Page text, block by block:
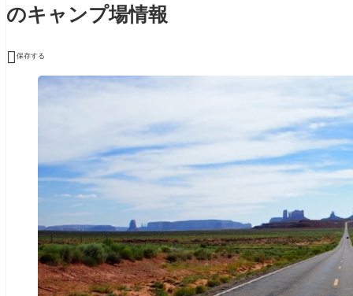
のキャンプ場情報
 保存する